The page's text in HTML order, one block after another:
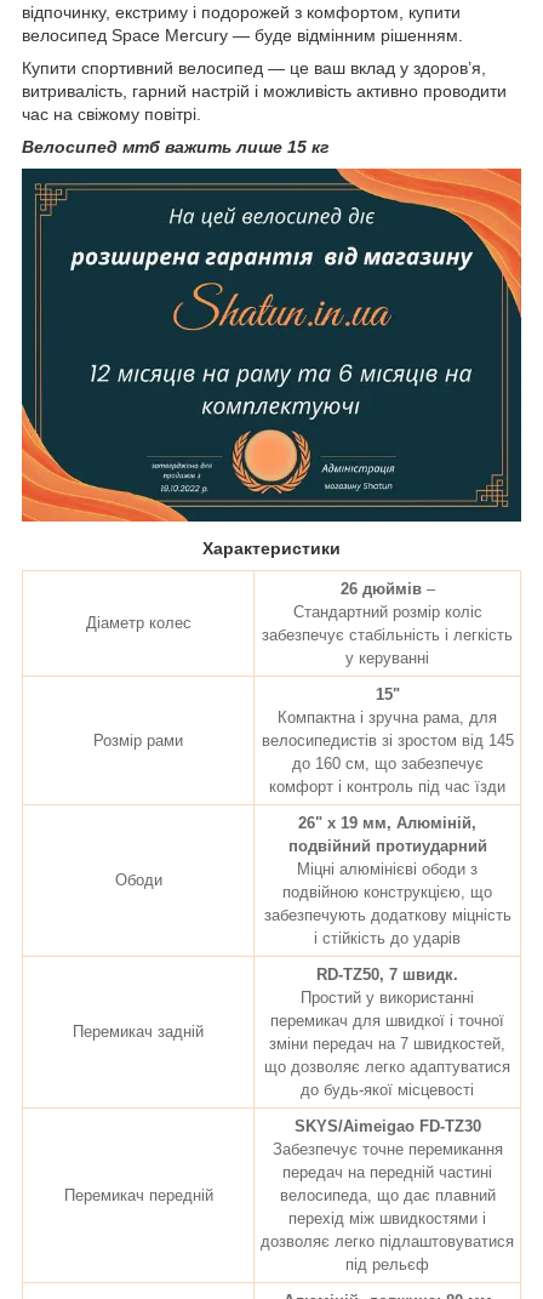
відпочинку, екстриму і подорожей з комфортом, купити
велосипед Space Mercury — буде відмінним рішенням.
Купити спортивний велосипед — це ваш вклад у здоров’я,
витривалість, гарний настрій і можливість активно проводити
час на свіжому повітрі.
Велосипед мтб важить лише 15 кг
Характеристики
Діаметр колес
26 дюймів –
Стандартний розмір коліс
забезпечує стабільність і легкість
у керуванні
Розмір рами
15"
Компактна і зручна рама, для
велосипедистів зі зростом від 145
до 160 см, що забезпечує
комфорт і контроль під час їзди
Ободи
26" х 19 мм, Алюміній,
подвійний протиударний
Міцні алюмінієві ободи з
подвійною конструкцією, що
забезпечують додаткову міцність
і стійкість до ударів
Перемикач задній
RD-TZ50, 7 швидк.
Простий у використанні
перемикач для швидкої і точної
зміни передач на 7 швидкостей,
що дозволяє легко адаптуватися
до будь-якої місцевості
Перемикач передній
SKYS/Aimeigao FD-TZ30
Забезпечує точне перемикання
передач на передній частині
велосипеда, що дає плавний
перехід між швидкостями і
дозволяє легко підлаштовуватися
під рельєф